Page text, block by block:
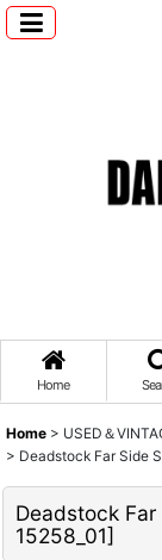
Home
Home > USED＆
> Deadstock Far Side
Deadstock
15258_01]